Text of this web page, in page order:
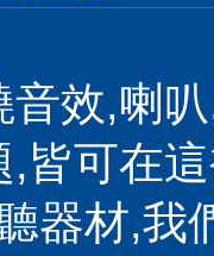
音效,喇
,皆可在
器材,我